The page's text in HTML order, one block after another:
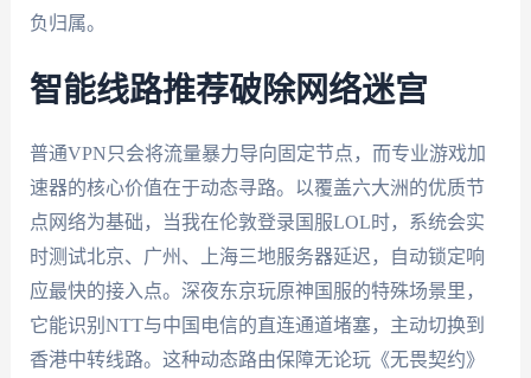
负归属。
智能线路推荐破除网络迷宫
普通VPN只会将流量暴力导向固定节点，而专业游戏加
速器的核心价值在于动态寻路。以覆盖六大洲的优质节
点网络为基础，当我在伦敦登录国服LOL时，系统会实
时测试北京、广州、上海三地服务器延迟，自动锁定响
应最快的接入点。深夜东京玩原神国服的特殊场景里，
它能识别NTT与中国电信的直连通道堵塞，主动切换到
香港中转线路。这种动态路由保障无论玩《无畏契约》